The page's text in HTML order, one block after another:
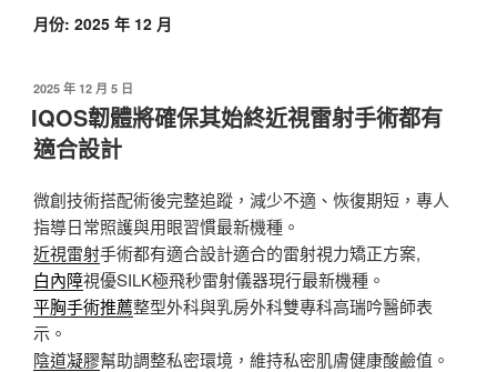
月份: 2025 年 12 月
發
佈
於
2025 年 12 月 5 日
IQOS韌體將確保其始終近視雷射手術都有
適合設計
微創技術搭配術後完整追蹤，減少不適、恢復期短，專人
指導日常照護與用眼習慣最新機種。
近視雷射手術都有適合設計適合的雷射視力矯正方案,
白內障視優SILK極飛秒雷射儀器現行最新機種。
平胸手術推薦整型外科與乳房外科雙專科高瑞吟醫師表
示。
陰道凝膠幫助調整私密環境，維持私密肌膚健康酸鹼值。